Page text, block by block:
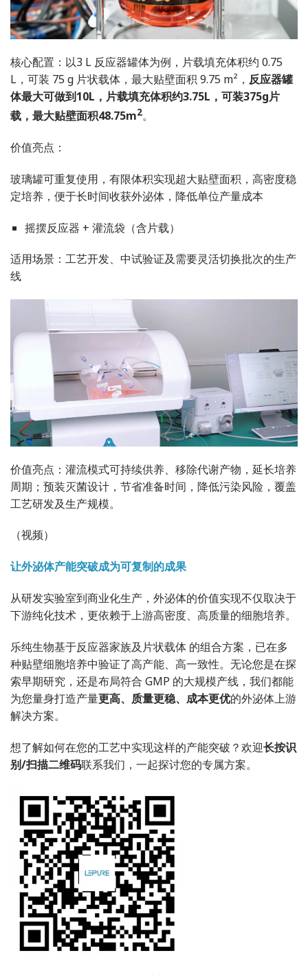
核心配置：以3 L 反应器罐体为例，片载填充体积约 0.75
L，可装 75 g 片状载体，最大贴壁面积 9.75 m²， 反应器罐
体最大可做到10L，片载填充体积约3.75L，可装375g片
载，最大贴壁面积48.75m2。
价值亮点：
玻璃罐可重复使用，有限体积实现超大贴壁面积，高密度稳
定培养，便于长时间收获外泌体，降低单位产量成本
摇摆反应器 + 灌流袋（含片载）
适用场景：工艺开发、中试验证及需要灵活切换批次的生产
线
价值亮点：灌流模式可持续供养、移除代谢产物，延长培养
周期；预装灭菌设计，节省准备时间，降低污染风险，覆盖
工艺研发及生产规模。
（视频）
让外泌体产能突破成为可复制的成果
从研发实验室到商业化生产，外泌体的价值实现不仅取决于
下游纯化技术，更依赖于上游高密度、高质量的细胞培养。
乐纯生物基于反应器家族及片状载体 的组合方案，已在多
种贴壁细胞培养中验证了高产能、高一致性。无论您是在探
索早期研究，还是布局符合 GMP 的大规模产线，我们都能
为您量身打造产量更高、质量更稳、成本更优的外泌体上游
解决方案。
想了解如何在您的工艺中实现这样的产能突破？欢迎长按识
别/扫描二维码联系我们，一起探讨您的专属方案。